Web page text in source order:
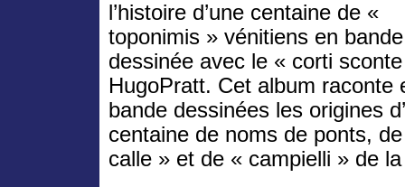
l’histoire d’une centaine de «
toponimis » vénitiens en bande
dessinée avec le « corti
HugoPratt. Cet album raconte
bande dessinées les origines
centaine de noms de ponts,
calle » et de « campielli » de